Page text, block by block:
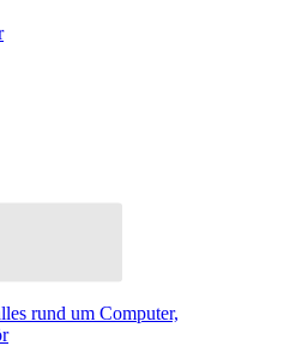
rund um Computer,